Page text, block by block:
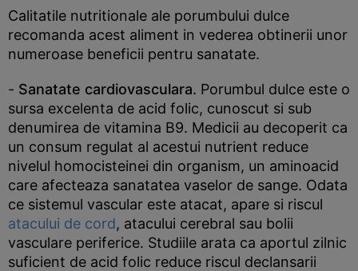
Calitatile nutritionale ale porumbului dulce
recomanda acest aliment in vederea obtinerii unor
numeroase beneficii pentru sanatate.
- Sanatate cardiovasculara. Porumbul dulce este o
sursa excelenta de acid folic, cunoscut si sub
denumirea de vitamina B9. Medicii au decoperit ca
un consum regulat al acestui nutrient reduce
nivelul homocisteinei din organism, un aminoacid
care afecteaza sanatatea vaselor de sange. Odata
ce sistemul vascular este atacat, apare si riscul
atacului de cord, atacului cerebral sau bolii
vasculare periferice. Studiile arata ca aportul zilnic
suficient de acid folic reduce riscul declansarii